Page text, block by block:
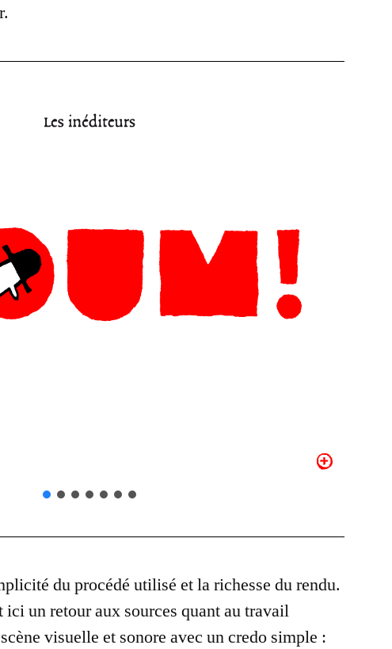
du procédé utilisé et la richesse du rendu.
un retour aux sources quant au travail
visuelle et sonore avec un credo simple :